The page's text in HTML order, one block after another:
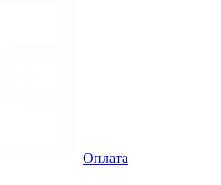
Оплата